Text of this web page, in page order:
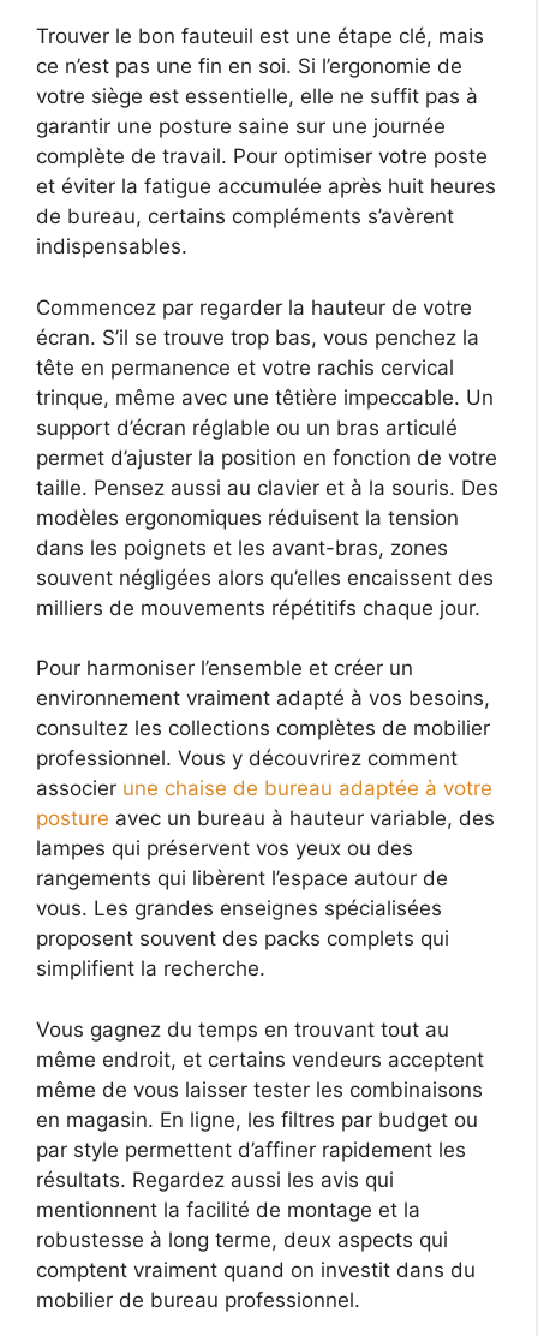
Trouver le bon fauteuil est une étape clé, mais
ce n’est pas une fin en soi. Si l’ergonomie de
votre siège est essentielle, elle ne suffit pas à
garantir une posture saine sur une journée
complète de travail. Pour optimiser votre poste
et éviter la fatigue accumulée après huit heures
de bureau, certains compléments s’avèrent
indispensables.
Commencez par regarder la hauteur de votre
écran. S’il se trouve trop bas, vous penchez la
tête en permanence et votre rachis cervical
trinque, même avec une têtière impeccable. Un
support d’écran réglable ou un bras articulé
permet d’ajuster la position en fonction de votre
taille. Pensez aussi au clavier et à la souris. Des
modèles ergonomiques réduisent la tension
dans les poignets et les avant-bras, zones
souvent négligées alors qu’elles encaissent des
milliers de mouvements répétitifs chaque jour.
Pour harmoniser l’ensemble et créer un
environnement vraiment adapté à vos besoins,
consultez les collections complètes de mobilier
professionnel. Vous y découvrirez comment
associer une chaise de bureau adaptée à votre
posture avec un bureau à hauteur variable, des
lampes qui préservent vos yeux ou des
rangements qui libèrent l’espace autour de
vous. Les grandes enseignes spécialisées
proposent souvent des packs complets qui
simplifient la recherche.
Vous gagnez du temps en trouvant tout au
même endroit, et certains vendeurs acceptent
même de vous laisser tester les combinaisons
en magasin. En ligne, les filtres par budget ou
par style permettent d’affiner rapidement les
résultats. Regardez aussi les avis qui
mentionnent la facilité de montage et la
robustesse à long terme, deux aspects qui
comptent vraiment quand on investit dans du
mobilier de bureau professionnel.